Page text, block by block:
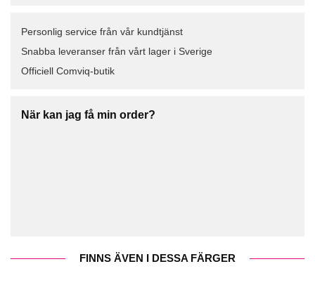
Personlig service från vår kundtjänst
Snabba leveranser från vårt lager i Sverige
Officiell Comviq-butik
När kan jag få min order?
FINNS ÄVEN I DESSA FÄRGER